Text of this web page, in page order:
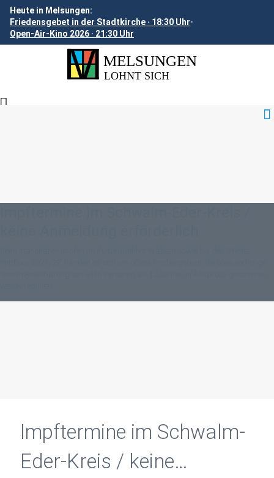
Heute in Melsungen:
Friedensgebet in der Stadtkirche · 18:30 Uhr•
Open-Air-Kino 2026 · 21:30 Uhr
Impftermine im Schwalm-
Eder-Kreis / keine